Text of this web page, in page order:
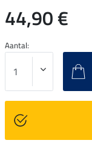
44,90 €
Aantal: